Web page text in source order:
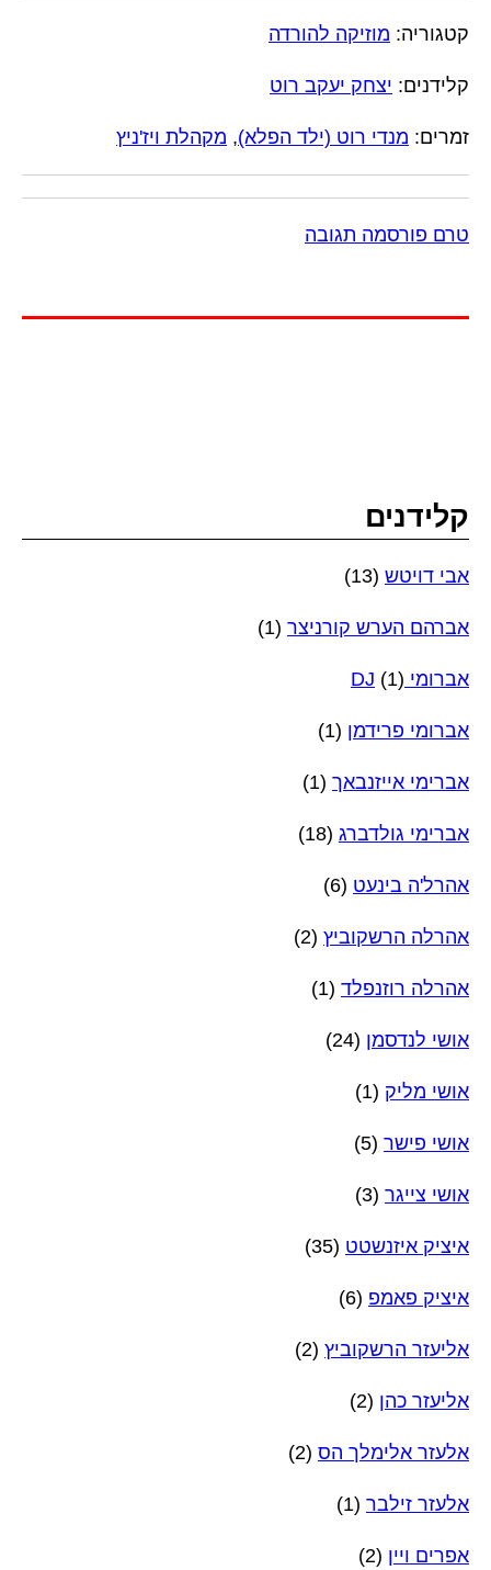
קטגוריה: מוזיקה להורדה
קלידנים: יצחק יעקב רוט
זמרים: מנדי רוט (ילד הפלא), מקהלת ויז'ניץ
טרם פורסמה תגובה
קלידנים
אבי דויטש (13)
אברהם הערש קורניצר (1)
אברומי DJ (1)
אברומי פרידמן (1)
אברימי אייזנבאך (1)
אברימי גולדברג (18)
אהרל'ה בינעט (6)
אהרלה הרשקוביץ (2)
אהרלה רוזנפלד (1)
אושי לנדסמן (24)
אושי מליק (1)
אושי פישר (5)
אושי צייגר (3)
איציק איזנשטט (35)
איציק פאמפ (6)
אליעזר הרשקוביץ (2)
אליעזר כהן (2)
אלעזר אלימלך הס (2)
אלעזר זילבר (1)
אפרים ויין (2)